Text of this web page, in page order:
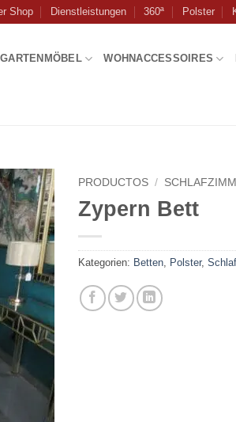
Shop Dienstleistungen 360ª Polster
GARTENMÖBEL WOHNACCESSOIRES
PRODUCTOS /
Zypern Bett
Kategorien: Betten Polster,